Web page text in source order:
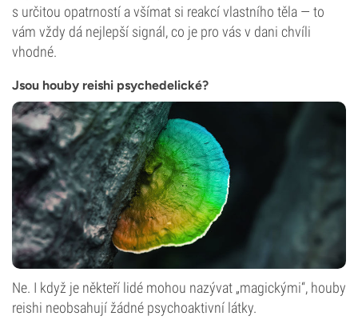
s určitou opatrností a všímat si reakcí vlastního těla — to
vám vždy dá nejlepší signál, co je pro vás v dani chvíli
vhodné.
Jsou houby reishi psychedelické?
Ne. I když je někteří lidé mohou nazývat „magickými“, houby
reishi neobsahují žádné psychoaktivní látky.